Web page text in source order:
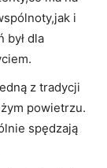
i
był dla
z tradycji
powietrzu.
spędzają